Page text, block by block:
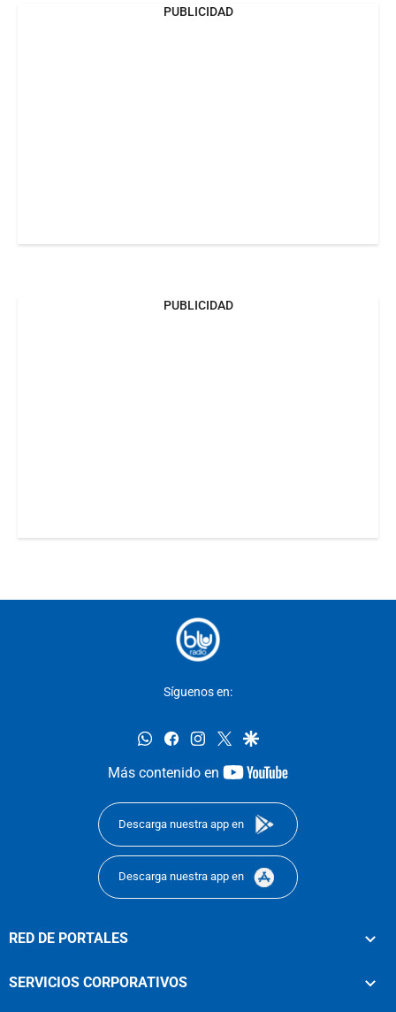
PUBLICIDAD
PUBLICIDAD
Síguenos en:
whatsappfacebookinstagram
twittergoogle
Más contenido en
youtube-
Descarga nuestra app en
Descarga nuestra app en
RED DE PORTALES
SERVICIOS CORPORATIVOS